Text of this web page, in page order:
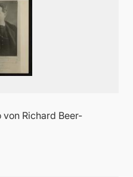
von Richard Beer-